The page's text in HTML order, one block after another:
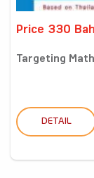
Price 330
Targeting
DETAIL